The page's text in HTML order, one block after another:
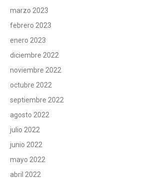
marzo 2023
febrero 2023
enero 2023
diciembre 2022
noviembre 2022
octubre 2022
septiembre 2022
agosto 2022
julio 2022
junio 2022
mayo 2022
abril 2022